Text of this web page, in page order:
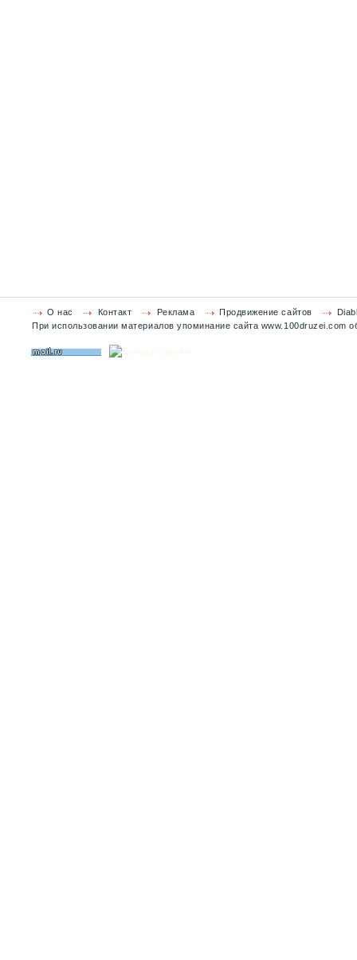
О нас Контакт Реклама Продвижение сайтов
При использовании материалов упоминание сайта www.100druzei.com